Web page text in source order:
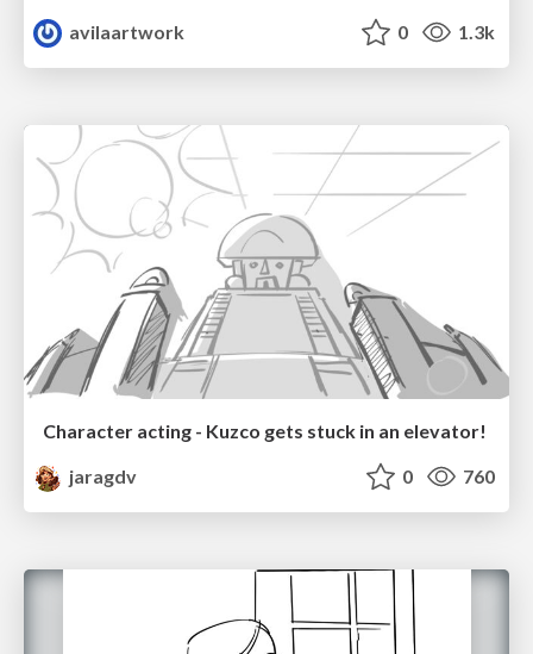
avilaartwork
0 1.3k
Character acting - Kuzco gets stuck in an elevator!
jaragdv
0 760